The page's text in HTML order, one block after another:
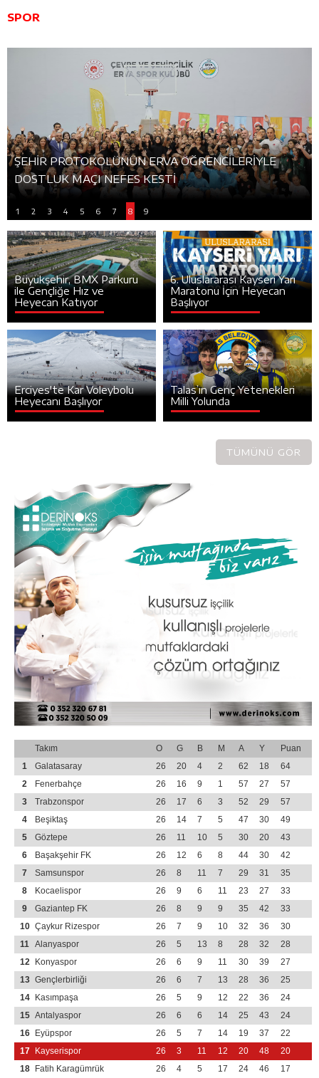
SPOR
ŞEHİR PROTOKOLÜNÜN ERVA ÖĞRENCİLERİYLE
DOSTLUK MAÇI NEFES KESTİ
1 2 3 4 5 6 7 8 9
Büyükşehir, BMX Parkuru
ile Gençliğe Hız ve
Heyecan Katıyor
6. Uluslararası Kayseri Yarı
Maratonu İçin Heyecan
Başlıyor
Erciyes'te Kar Voleybolu
Heyecanı Başlıyor
Talas’ın Genç Yetenekleri
Milli Yolunda
TÜMÜNÜ GÖR
Takım O G B M A Y
Puan
1
Galatasaray 26 20 4 2 62 18
64
2
Fenerbahçe 26 16 9 1 57 27
57
3
Trabzonspor 26 17 6 3 52 29
57
4
Beşiktaş 26 14 7 5 47 30
49
5
Göztepe 26 11 10 5 30 20
43
6
Başakşehir FK 26 12 6 8 44 30
42
7
Samsunspor 26 8 11 7 29 31
35
8
Kocaelispor 26 9 6 11 23 27
33
9
Gaziantep FK 26 8 9 9 35 42
33
10 Çaykur Rizespor 26 7 9 10 32 36
30
11 Alanyaspor 26 5 13 8 28 32
28
12
Konyaspor 26 6 9 11 30 39
27
13 Gençlerbirliği 26 6 7 13 28 36
25
14
Kasımpaşa 26 5 9 12 22 36
24
15 Antalyaspor 26 6 6 14 25 43
24
16
Eyüpspor 26 5 7 14 19 37
22
17
Kayserispor 26 3 11 12 20 48
20
18
Fatih Karagümrük 26 4 5 17 24 46 17